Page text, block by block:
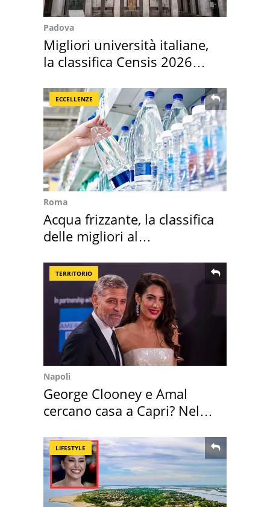
Padova
Migliori università italiane,
la classifica Censis 2026
ECCELLENZE
Roma
Acqua frizzante, la classifica
delle migliori al
TERRITORIO
Napoli
George Clooney e Amal
cercano casa a Capri? Nel
LIFESTYLE